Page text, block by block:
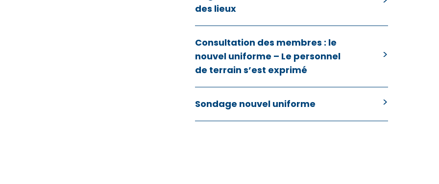
des lieux
Consultation des membres : le
nouvel uniforme – Le personnel
de terrain s’est exprimé
Sondage nouvel uniforme